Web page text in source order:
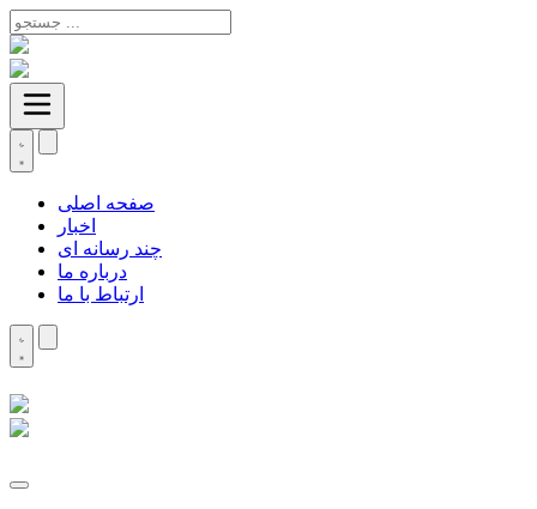
صفحه اصلی
اخبار
چند رسانه ای
درباره ما
ارتباط با ما